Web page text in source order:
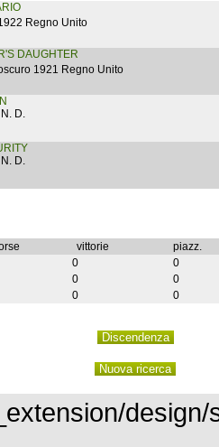
Regno Unito
DAUGHTER
1921 Regno Unito
D.
D.
vittorie
piazz.
0
0
0
0
0 0